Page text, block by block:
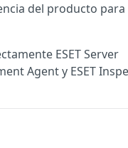
del producto para
ESET Server
Agent y ESET